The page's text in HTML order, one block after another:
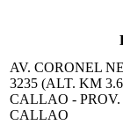
AV. CORONEL
3235 (ALT. KM
CALLAO -
CALLAO